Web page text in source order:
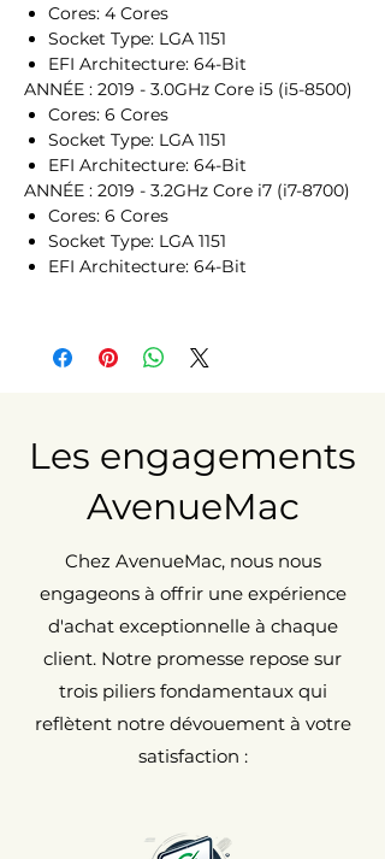
Cores: 4 Cores
Socket Type: LGA 1151
EFI Architecture: 64-Bit
ANNÉE : 2019 - 3.0GHz Core i5 (i5-8500)
Cores: 6 Cores
Socket Type: LGA 1151
EFI Architecture: 64-Bit
ANNÉE : 2019 - 3.2GHz Core i7 (i7-8700)
Cores: 6 Cores
Socket Type: LGA 1151
EFI Architecture: 64-Bit
Les engagements
AvenueMac
Chez AvenueMac, nous nous
engageons à offrir une expérience
d'achat exceptionnelle à chaque
client. Notre promesse repose sur
trois piliers fondamentaux qui
reflètent notre dévouement à votre
satisfaction :